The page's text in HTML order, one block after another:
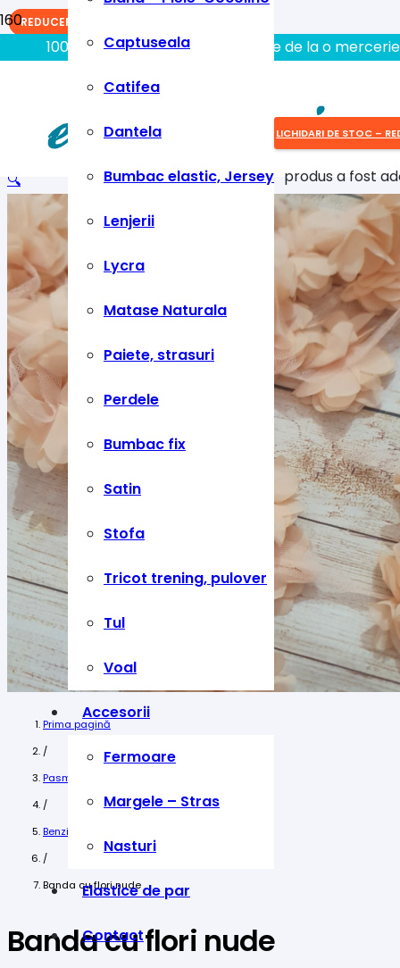
100% aici gasiti tot ce aveti nevoie de la o
Captuseala
Catifea
Dantela
Bumbac elastic, Jersey
Lenjerii
Lycra
Matase Naturala
Paiete, strasuri
Perdele
Bumbac fix
Satin
Stofa
Tricot trening, pulover
Tul
Voal
Accesorii
Fermoare
Margele – Stras
Nasturi
Elastice de par
Contact
LICHIDARI DE STOC –
produsa fost
🔍
Prima pagină
/
Pasmanterie
/
Benzi diverse
/
Banda cu flori nude
Banda cu flori nude
REDUCERI!
REDUCERI!
REDUCERI!